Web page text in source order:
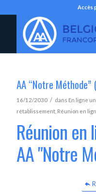
Accès
AA “Notre
16/12/2030 / dans En ligne
rétablissement, Réunion en
Réunion en
AA "Notre